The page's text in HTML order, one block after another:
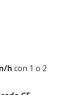
h con 1 o 2